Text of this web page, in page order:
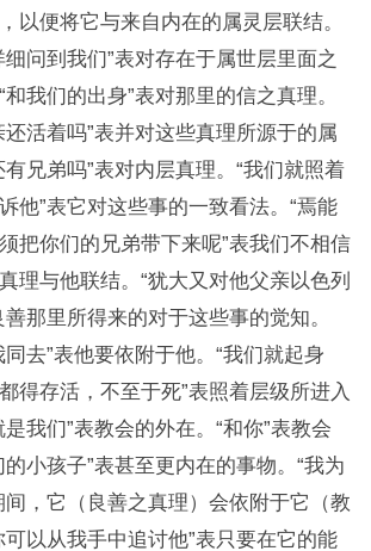
以便将它与来自内在的属灵层联结。
问到我们”表对存在于属世层里面之
我们的出身”表对那里的信之真理。
还活着吗”表并对这些真理所源于的属
有兄弟吗”表对内层真理。“我们就照着
他”表它对这些事的一致看法。“焉能
把你们的兄弟带下来呢”表我们不相信
理与他联结。“犹大又对他父亲以色列
那里所得来的对于这些事的觉知。
去”表他要依附于他。“我们就起身
得存活，不至于死”表照着层级所进入
我们”表教会的外在。“和你”表教会
小孩子”表甚至更内在的事物。“我为
间，它（良善之真理）会依附于它（教
可以从我手中追讨他”表只要在它的能